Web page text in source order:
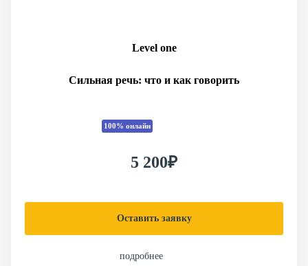
Level one
Сильная речь: что и как говорить
100% онлайн
5 200₽
Оставить заявку
подробнее